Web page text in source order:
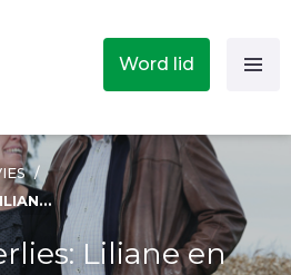
Word lid
/
LIEFDE NA VERLIES: LILIANE EN PIERRE VONDEN ELKAAR NA HET OVERLIJDEN VAN HUN PARTNERS
Liliane en